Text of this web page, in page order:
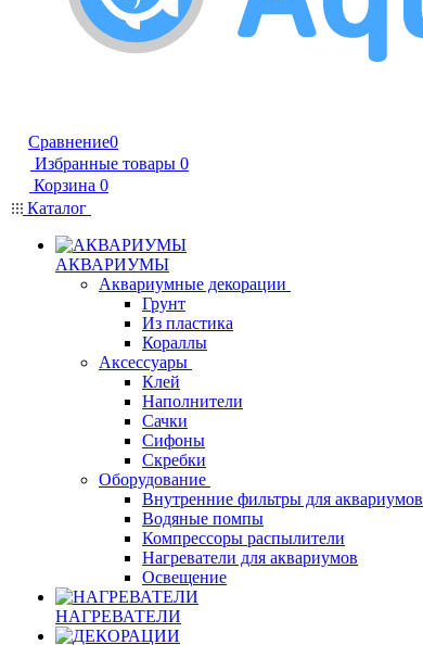
Сравнение0
Избранные товары 0
Корзина 0
Каталог
АКВАРИУМЫ
Аквариумные декорации
Грунт
Из пластика
Кораллы
Аксессуары
Клей
Наполнители
Сачки
Сифоны
Скребки
Оборудование
Внутренние фильтры для аквариумов
Водяные помпы
Компрессоры распылители
Нагреватели для аквариумов
Освещение
НАГРЕВАТЕЛИ